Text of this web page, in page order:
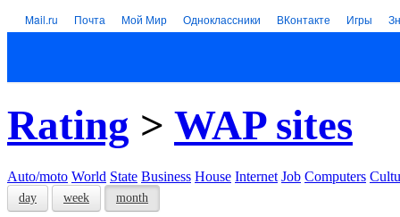
Mail.ru Почта Мой Мир Одноклассники ВКонтакте Игры
Rating > WAP sites
Auto/moto World State Business House Internet Job Computers
day week month